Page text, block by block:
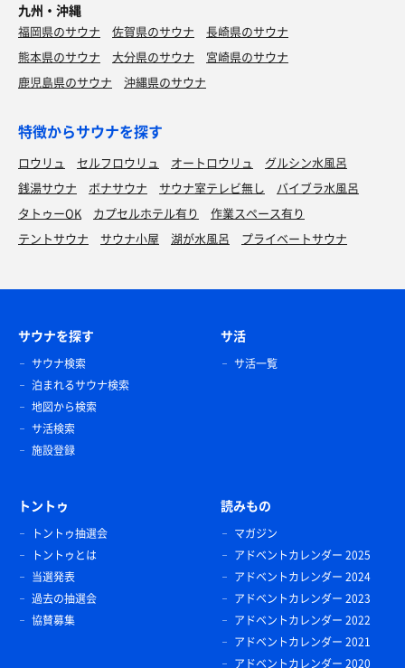
九州・沖縄
福岡県のサウナ 佐賀県のサウナ
長崎県のサウナ
熊本県のサウナ
大分県のサウナ
宮崎県のサウナ
鹿児島県のサウナ
沖縄県のサウナ
特徴からサウナを探す
ロウリュ セルフロウリュ オートロウリュ
グルシン水風呂
銭湯サウナ
ボナサウナ サウナ室テレビ無し
バイブラ水風呂
タトゥーOK
カプセルホテル有り
作業スペース有り
テントサウナ
サウナ小屋 湖が水風呂 プライベートサウナ
サウナを探す
サウナ検索
泊まれるサウナ検索
地図から検索
サ活検索
施設登録
サ活
サ活一覧
トントゥ
トントゥ抽選会
トントゥとは
当選発表
過去の抽選会
協賛募集
読みもの
マガジン
アドベントカレンダー 2025
アドベントカレンダー 2024
アドベントカレンダー 2023
アドベントカレンダー 2022
アドベントカレンダー 2021
アドベントカレンダー 2020